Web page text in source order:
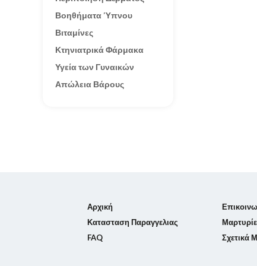
Βοηθήματα Ύπνου
Βιταμίνες
Κτηνιατρικά Φάρμακα
Υγεία των Γυναικών
Απώλεια Βάρους
Αρχική
Κατασταση Παραγγελιας
FAQ
Σχετικά